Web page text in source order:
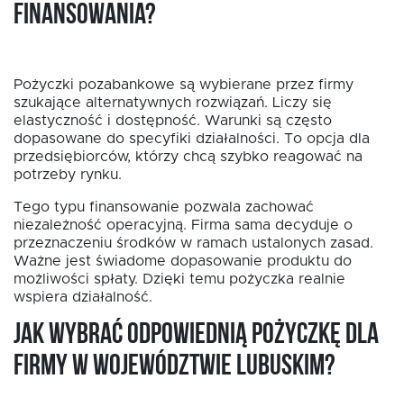
finansowania?
Pożyczki pozabankowe są wybierane przez firmy
szukające alternatywnych rozwiązań. Liczy się
elastyczność i dostępność. Warunki są często
dopasowane do specyfiki działalności. To opcja dla
przedsiębiorców, którzy chcą szybko reagować na
potrzeby rynku.
Tego typu finansowanie pozwala zachować
niezależność operacyjną. Firma sama decyduje o
przeznaczeniu środków w ramach ustalonych zasad.
Ważne jest świadome dopasowanie produktu do
możliwości spłaty. Dzięki temu pożyczka realnie
wspiera działalność.
Jak wybrać odpowiednią pożyczkę dla
firmy w województwie lubuskim?